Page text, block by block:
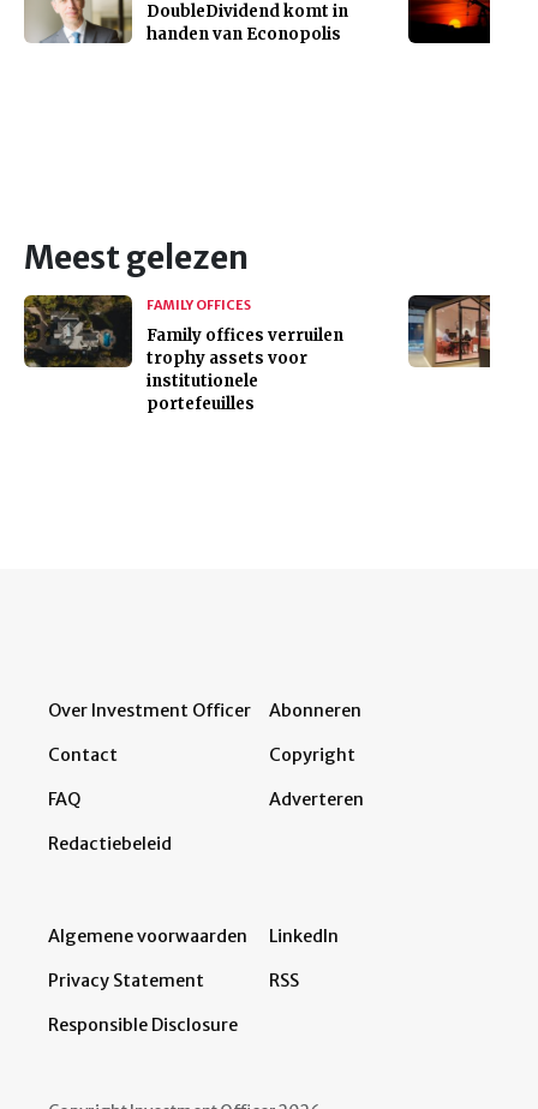
DoubleDividend komt in
handen van Econopolis
Meest gelezen
FAMILY OFFICES
Family offices verruilen
trophy assets voor
institutionele
portefeuilles
Over Investment Officer
Contact
FAQ
Redactiebeleid
Abonneren
Copyright
Adverteren
Algemene voorwaarden
Privacy Statement
Responsible Disclosure
LinkedIn
RSS